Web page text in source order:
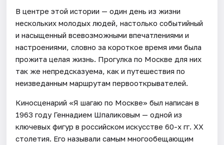
В центре этой истории — один день из жизни
нескольких молодых людей, настолько событийный
и насыщенный всевозможными впечатлениями и
настроениями, словно за короткое время ими была
прожита целая жизнь. Прогулка по Москве для них
так же непредсказуема, как и путешествия по
неизведанным маршрутам первооткрывателей.
Киносценарий «Я шагаю по Москве» был написан в
1963 году Геннадием Шпаликовым — одной из
ключевых фигур в российском искусстве 60-х гг. ХХ
столетия. Его называли самым многообещающим